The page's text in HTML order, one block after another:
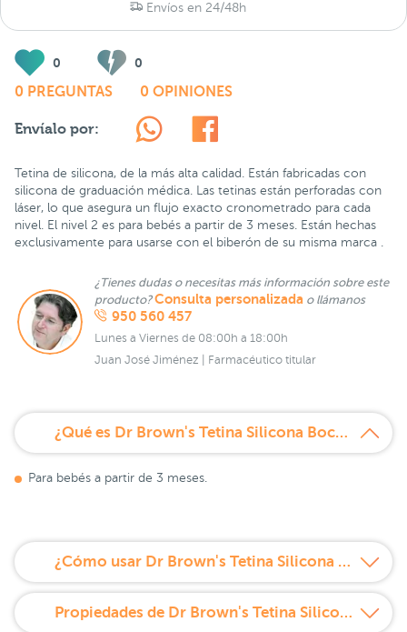
Envíos en 24/48h
0 0
0 PREGUNTAS 0 OPINIONES
Envíalo por:
Tetina de silicona, de la más alta calidad. Están fabricadas con
silicona de graduación médica. Las tetinas están perforadas con
láser, lo que asegura un flujo exacto cronometrado para cada
nivel. El nivel 2 es para bebés a partir de 3 meses. Están hechas
exclusivamente para usarse con el biberón de su misma marca .
¿Tienes dudas o necesitas más información sobre este
producto?Consulta personalizada o llámanos
950 560 457
Lunes a Viernes de 08:00h a 18:00h
Juan José Jiménez | Farmacéutico titular
¿Qué es Dr Brown's Tetina Silicona Boca Estrecha Nivel Dos 2 unidades?
Para bebés a partir de 3 meses.
¿Cómo usar Dr Brown's Tetina Silicona Boca Estrecha Nivel Dos 2 unidades?
Propiedades de Dr Brown's Tetina Silicona Boca Estrecha Nivel Dos 2 unidades